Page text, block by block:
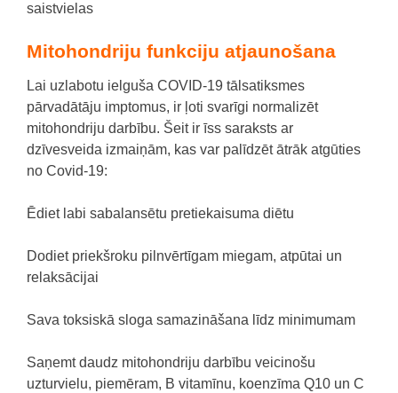
saistvielas
Mitohondriju funkciju atjaunošana
Lai uzlabotu ielguša COVID-19 tālsatiksmes
pārvadātāju imptomus, ir ļoti svarīgi normalizēt
mitohondriju darbību. Šeit ir īss saraksts ar
dzīvesveida izmaiņām, kas var palīdzēt ātrāk atgūties
no Covid-19:
Ēdiet labi sabalansētu pretiekaisuma diētu
Dodiet priekšroku pilnvērtīgam miegam, atpūtai un
relaksācijai
Sava toksiskā sloga samazināšana līdz minimumam
Saņemt daudz mitohondriju darbību veicinošu
uzturvielu, piemēram, B vitamīnu, koenzīma Q10 un C